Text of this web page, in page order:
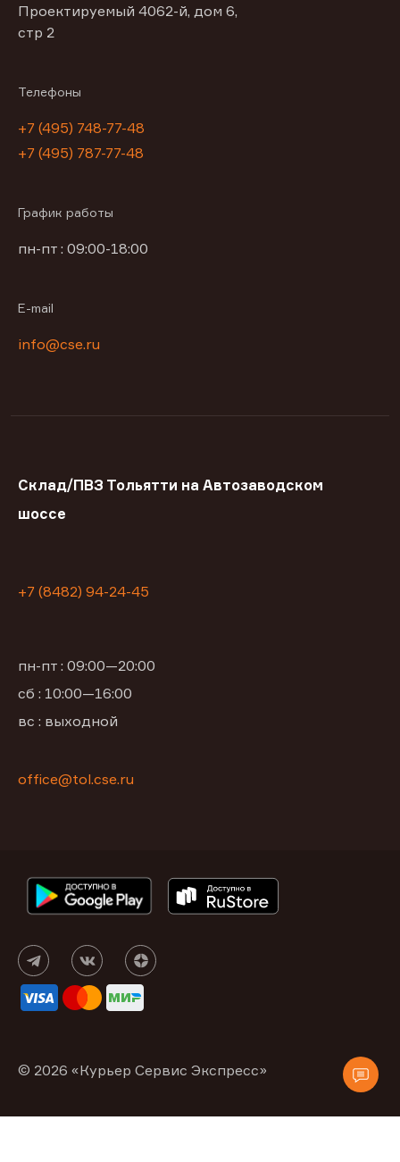
Проектируемый 4062-й, дом 6,
стр 2
Телефоны
+7 (495) 748-77-48
+7 (495) 787-77-48
График работы
пн-пт : 09:00-18:00
E-mail
info@cse.ru
Склад/ПВЗ Тольятти на Автозаводском
шоссе
+7 (8482) 94-24-45
пн-пт : 09:00—20:00
сб : 10:00—16:00
вс : выходной
office@tol.cse.ru
© 2026 «Курьер Сервис Экспресс»